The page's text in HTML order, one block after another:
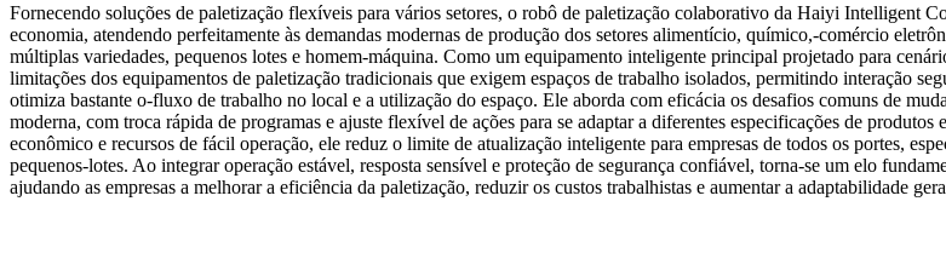
Fornecendo soluções de paletização flexíveis para vários setores, o robô de paletização colaborativo da Haiyi Intelligent
economia, atendendo perfeitamente às demandas modernas de produção dos setores alimentício, químico,-comércio
múltiplas variedades, pequenos lotes e homem-máquina. Como um equipamento inteligente principal projetado para
limitações dos equipamentos de paletização tradicionais que exigem espaços de trabalho isolados, permitindo interação
otimiza bastante o-fluxo de trabalho no local e a utilização do espaço. Ele aborda com eficácia os desafios comuns de
moderna, com troca rápida de programas e ajuste flexível de ações para se adaptar a diferentes especificações de
econômico e recursos de fácil operação, ele reduz o limite de atualização inteligente para empresas de todos os portes,
pequenos-lotes. Ao integrar operação estável, resposta sensível e proteção de segurança confiável, torna-se um elo
ajudando as empresas a melhorar a eficiência da paletização, reduzir os custos trabalhistas e aumentar a adaptabilidade